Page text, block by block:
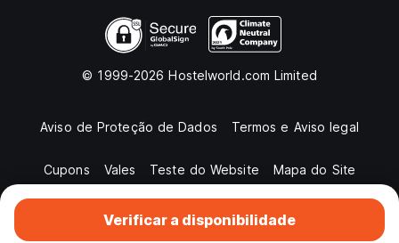
Verificar a disponibilidade
© 1999-2026 Hostelworld.com Limited
Aviso de Proteção de Dados Termos e Aviso legal
Cupons Vales Teste do Website Mapa do Site